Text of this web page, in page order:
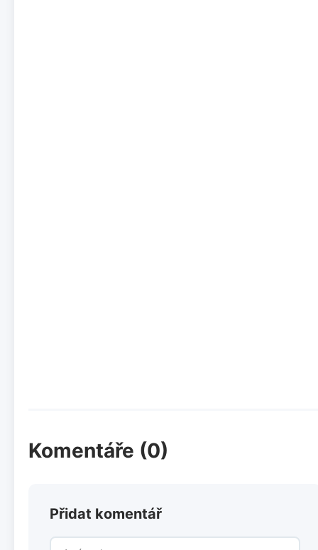
Komentáře (0)
Přidat komentář